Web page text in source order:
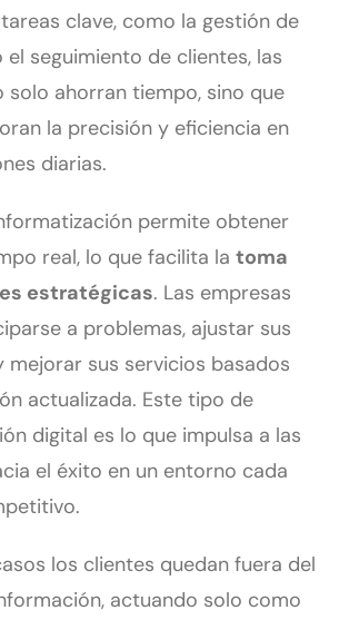
clave, como la gestión de
el seguimiento de clientes, las
solo ahorran tiempo, sino que
la precisión y eficiencia en
diarias.
permite obtener
real, lo que facilita la toma
estratégicas. Las empresas
a problemas, ajustar sus
mejorar sus servicios basados
actualizada. Este tipo de
digital es lo que impulsa a las
el éxito en un entorno cada
los clientes quedan fuera del
actuando solo como